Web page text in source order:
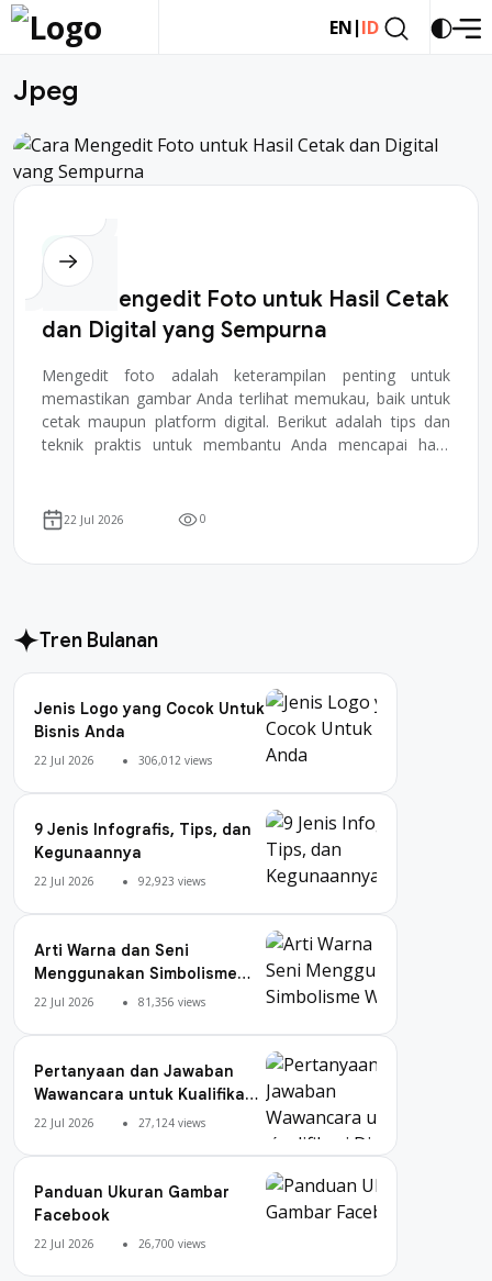
EN|ID
Jpeg
Cara Mengedit Foto untuk Hasil Cetak
dan Digital yang Sempurna
Mengedit foto adalah keterampilan penting untuk
memastikan gambar Anda terlihat memukau, baik untuk
cetak maupun platform digital. Berikut adalah tips dan
teknik praktis untuk membantu Anda mencapai hasil
22 Jul 2026 0
Tren Bulanan
Jenis Logo yang Cocok Untuk
Bisnis Anda
22 Jul 2026 306,012 views
9 Jenis Infografis, Tips, dan
Kegunaannya
22 Jul 2026 92,923 views
Arti Warna dan Seni
Menggunakan Simbolisme
Warna
22 Jul 2026 81,356 views
Pertanyaan dan Jawaban
Wawancara untuk Kualifikasi
Digital Marketing
22 Jul 2026 27,124 views
Panduan Ukuran Gambar
Facebook
22 Jul 2026 26,700 views